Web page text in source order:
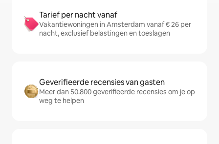
Tarief per nacht vanaf
Vakantiewoningen in Amsterdam vanaf € 26 per
nacht, exclusief belastingen en toeslagen
Geverifieerde recensies van gasten
Meer dan 50.800 geverifieerde recensies om je op
weg te helpen